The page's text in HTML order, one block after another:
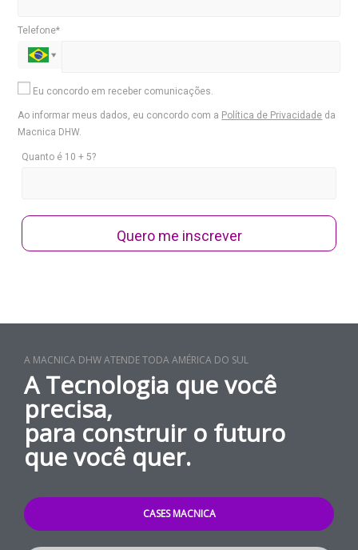
Telefone*
Eu concordo em receber comunicações.
Ao informar meus dados, eu concordo com a Política de Privacidade da
Macnica DHW.
Quanto é 10 + 5?
Quero me inscrever
A MACNICA DHW ATENDE TODA AMÉRICA DO SUL
A Tecnologia que você
precisa,
para construir o futuro
que você quer.
CASES MACNICA